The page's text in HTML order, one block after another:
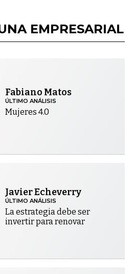
EMPRESARIAL
Fabiano Matos
ÚLTIMO ANÁLISIS
Mujeres 4.0
Javier Echeverry
ÚLTIMO ANÁLISIS
La estrategia debe ser
invertir para renovar